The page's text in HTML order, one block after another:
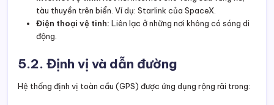
tàu thuyền trên biển. Ví dụ: Starlink của SpaceX.
Điện thoại vệ tinh: Liên lạc ở những nơi không có sóng di
động.
5.2. Định vị và dẫn đường
Hệ thống định vị toàn cầu (GPS) được ứng dụng rộng rãi trong: